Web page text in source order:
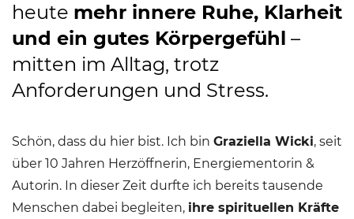
heute mehr innere Ruhe, Klarheit
und ein gutes Körpergefühl –
mitten im Alltag, trotz
Anforderungen und Stress.
Schön, dass du hier bist. Ich bin Graziella Wicki, seit
über 10 Jahren Herzöffnerin, Energiementorin &
Autorin. In dieser Zeit durfte ich bereits tausende
Menschen dabei begleiten, ihre spirituellen Kräfte